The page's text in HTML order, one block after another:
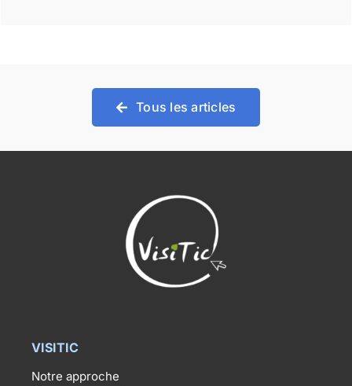
Tous les articles
VISITIC
Notre approche